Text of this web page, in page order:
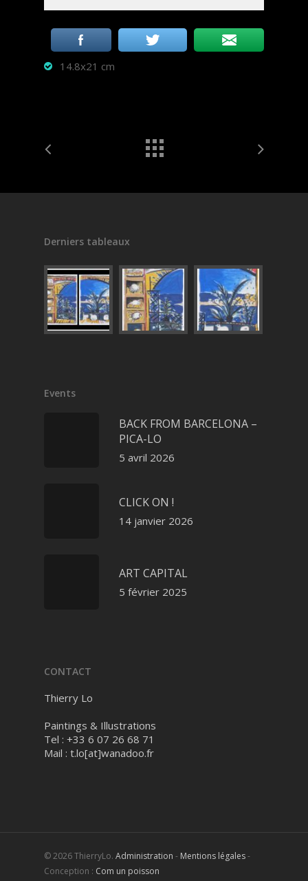
14.8x21 cm
Derniers tableaux
Events
BACK FROM BARCELONA –
PICA-LO
5 avril 2026
CLICK ON !
14 janvier 2026
ART CAPITAL
5 février 2025
CONTACT
Thierry Lo
Paintings & Illustrations
Tel : +33 6 07 26 68 71
Mail : t.lo[at]wanadoo.fr
© 2026 ThierryLo. Administration - Mentions légales-
Conception : Com un poisson